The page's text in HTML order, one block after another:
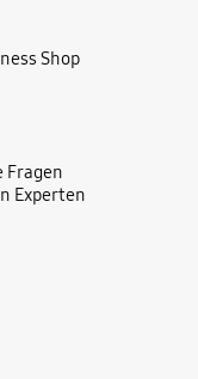
Shop
Fragen
Experten